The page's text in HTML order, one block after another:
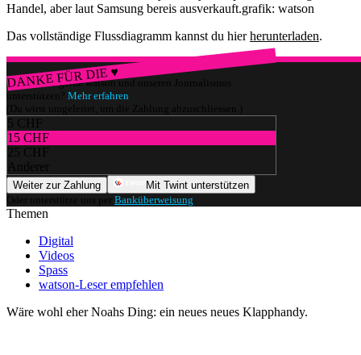
Handel, aber laut Samsung bereis ausverkauft.grafik: watson
Das vollständige Flussdiagramm kannst du hierherunterladen.
DANKE FÜR DIE ♥
Würdest du gerne watson und unseren Journalismus
unterstützen? Mehr erfahren
(Du wirst umgeleitet, um die Zahlung abzuschliessen.)
5 CHF
15 CHF
25 CHF
Anderer
Weiter zur Zahlung
Mit Twint unterstützen
Oder unterstütze uns per Banküberweisung
Themen
Digital
Videos
Spass
watson-Leser empfehlen
Wäre wohl eher Noahs Ding: ein neues neues Klapphandy.